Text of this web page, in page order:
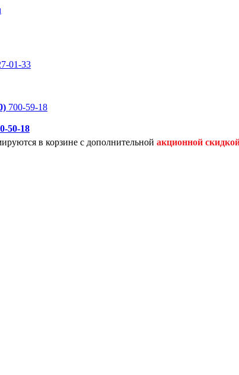
01-33
700-59-18
50-18
в корзине с дополнительной акционной